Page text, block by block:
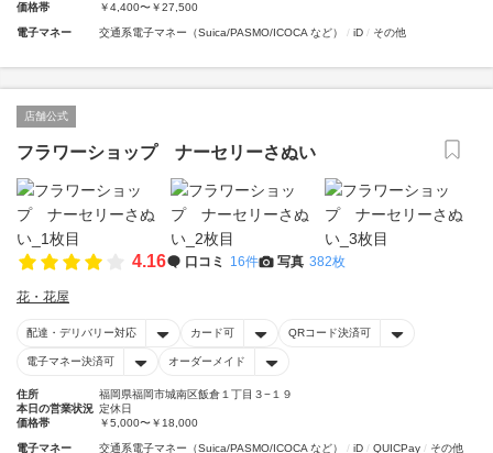
価格帯
￥4,400〜￥27,500
電子マネー 交通系電子マネー（Suica/PASMO/ICOCA など） iD その他
店舗公式
フラワーショップ ナーセリーさぬい
4.16 口コミ 16件 写真 382枚
花・花屋
配達・デリバリー対応 カード可 QRコード決済可
電子マネー決済可 オーダーメイド
住所
福岡県福岡市城南区飯倉１丁目３−１９
本日の営業状況 定休日
価格帯
￥5,000〜￥18,000
電子マネー 交通系電子マネー（Suica/PASMO/ICOCA など） iD QUICPay その他